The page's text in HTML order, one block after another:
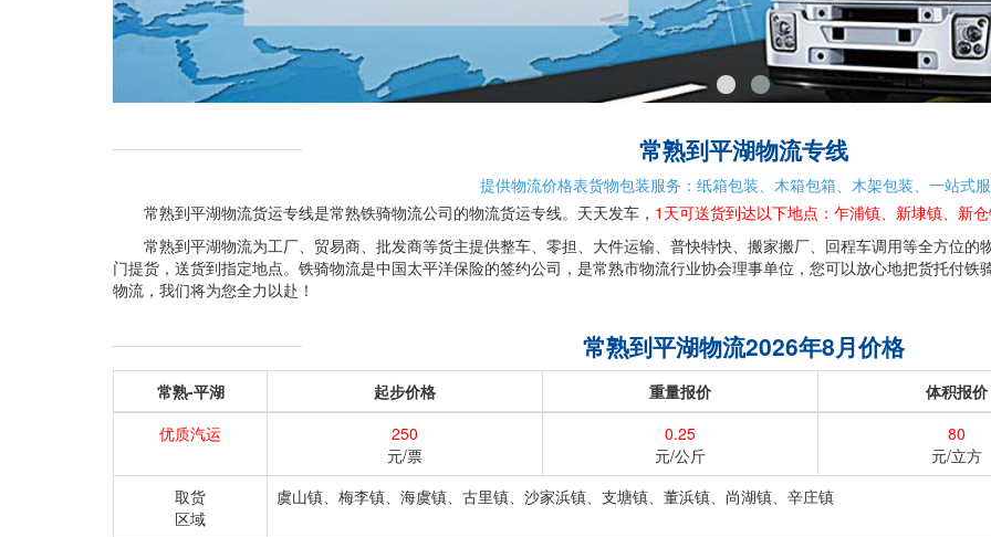
常熟到平湖物流专线
提供物流价格表货物包装服务：纸箱包装、木箱包箱、木架包装、一站式
常熟到平湖物流货运专线是常熟铁骑物流公司的物流货运专线。天天发车， 1天可送货到达以下地点：乍浦镇、新埭镇、新
常熟到平湖物流为工厂、贸易商、批发商等货主提供整车、零担、大件运输、普快特快、搬家搬厂、回程车调用等全方位
门提货，送货到指定地点。铁骑物流是中国太平洋保险的签约公司，是常熟市物流行业协会理事单位，您可以放心地把货托付
物流，我们将为您全力以赴！
常熟到平湖物流2026年8月价格
常熟-平湖 起步价格 重量报价
体积报价
优质汽运
250
元/票
0.25
元/公斤
80
元/立方
取货
区域
虞山镇、梅李镇、海虞镇、古里镇、沙家浜镇、支塘镇、董浜镇、尚湖镇、辛庄镇